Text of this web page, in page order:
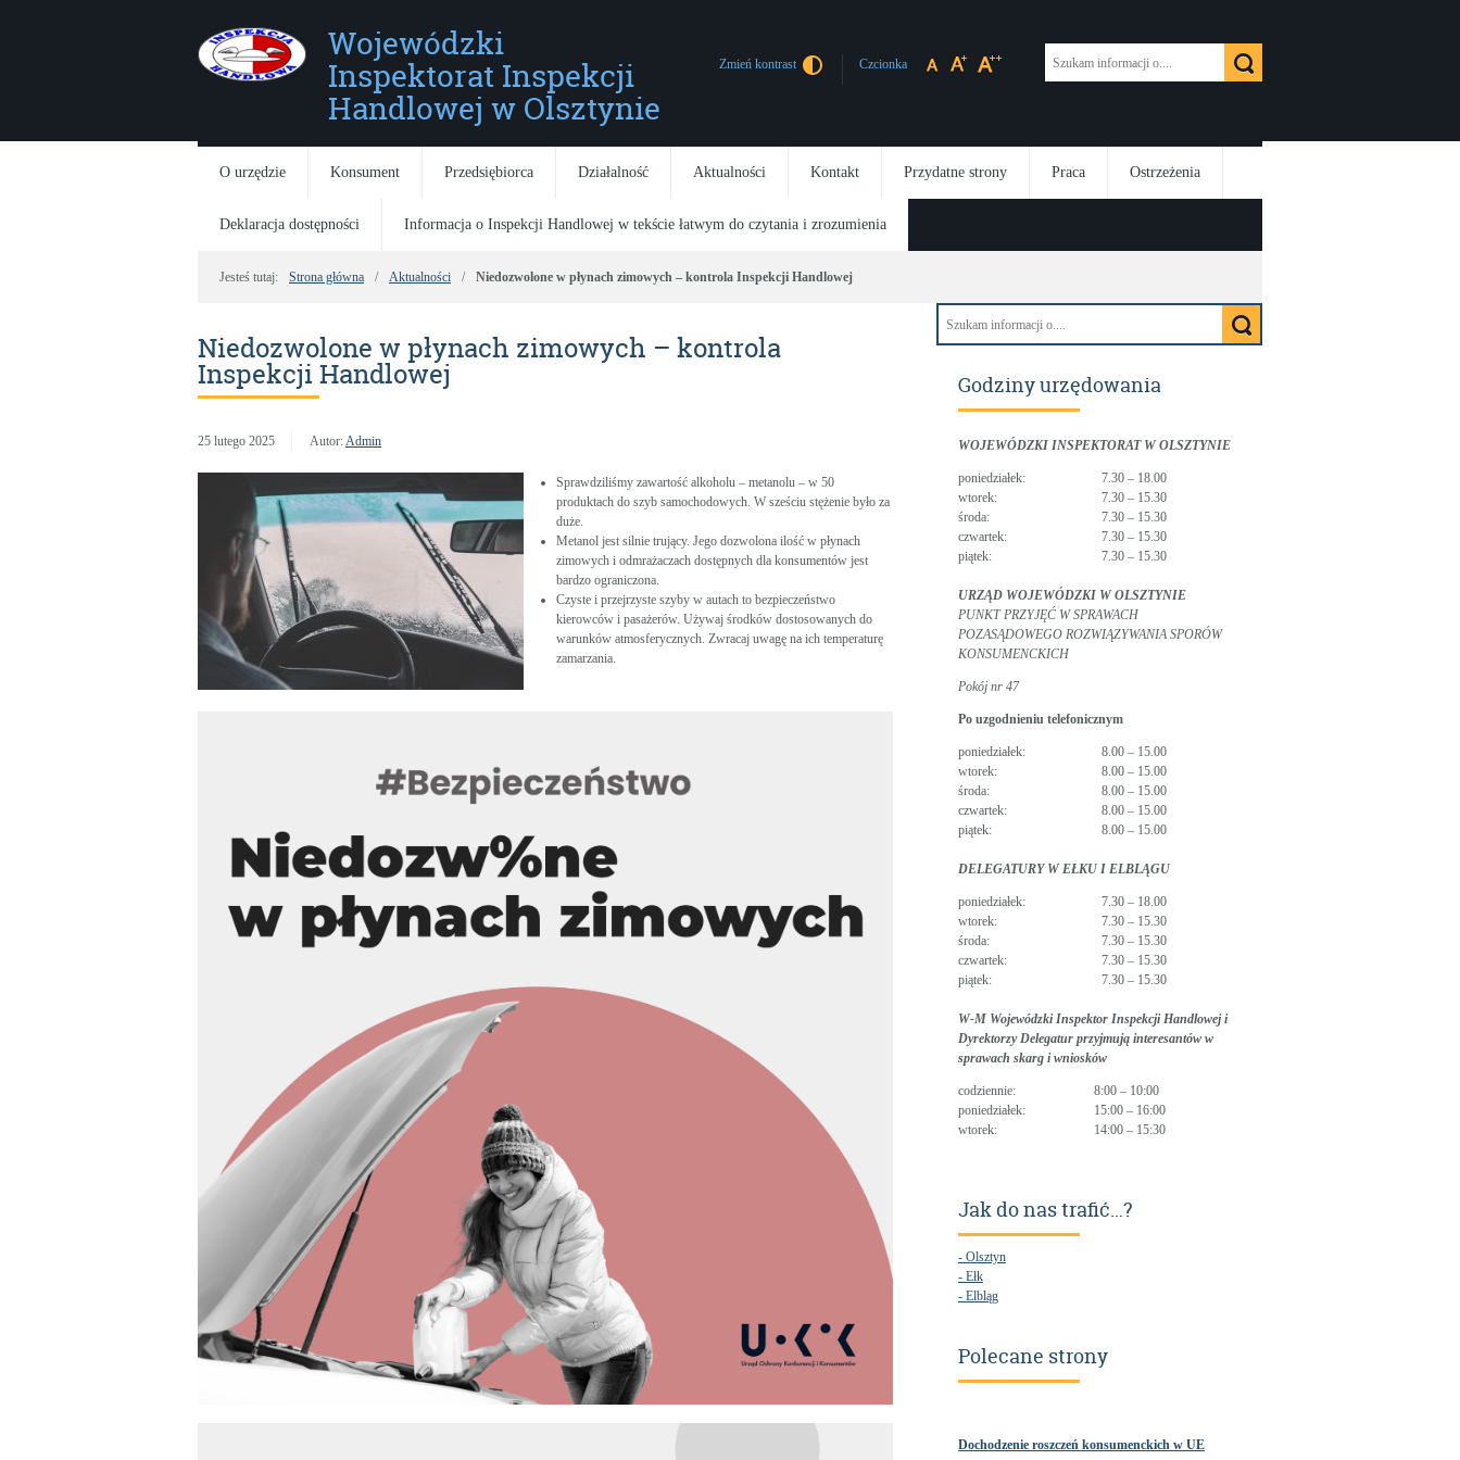
Wojewódzki
Inspektorat Inspekcji
Handlowej w Olsztynie
Zmień kontrast Czcionka
O urzędzie Konsument Przedsiębiorca Działalność Aktualności Kontakt Przydatne strony Praca Ostrzeżenia
Deklaracja dostępności Informacja o Inspekcji Handlowej w tekście łatwym do czytania i zrozumienia
Jesteś tutaj: Strona główna Aktualności Niedozwolone w płynach zimowych – kontrola Inspekcji Handlowej
Niedozwolone w płynach zimowych – kontrola
Inspekcji Handlowej
25 lutego 2025 Autor:Admin
Sprawdziliśmy zawartość alkoholu – metanolu – w 50
produktach do szyb samochodowych. W sześciu stężenie było za
duże.
Metanol jest silnie trujący. Jego dozwolona ilość w płynach
zimowych i odmrażaczach dostępnych dla konsumentów jest
bardzo ograniczona.
Czyste i przejrzyste szyby w autach to bezpieczeństwo
kierowców i pasażerów. Używaj środków dostosowanych do
warunków atmosferycznych. Zwracaj uwagę na ich temperaturę
zamarzania.
Godziny urzędowania
WOJEWÓDZKI INSPEKTORAT W OLSZTYNIE
poniedziałek:
7.30 – 18.00
wtorek:
7.30 – 15.30
środa:
7.30 – 15.30
czwartek:
7.30 – 15.30
piątek:
7.30 – 15.30
URZĄD WOJEWÓDZKI W OLSZTYNIE
PUNKT PRZYJĘĆ W SPRAWACH
POZASĄDOWEGO ROZWIĄZYWANIA SPORÓW
KONSUMENCKICH
Pokój nr 47
Po uzgodnieniu telefonicznym
poniedziałek:
8.00 – 15.00
wtorek:
8.00 – 15.00
środa:
8.00 – 15.00
czwartek:
8.00 – 15.00
piątek:
8.00 – 15.00
DELEGATURY W EŁKU I ELBLĄGU
poniedziałek:
7.30 – 18.00
wtorek:
7.30 – 15.30
środa:
7.30 – 15.30
czwartek:
7.30 – 15.30
piątek:
7.30 – 15.30
W-M Wojewódzki Inspektor Inspekcji Handlowej i
Dyrektorzy Delegatur przyjmują interesantów w
sprawach skarg i wniosków
codziennie:
8:00 – 10:00
poniedziałek:
15:00 – 16:00
wtorek:
14:00 – 15:30
Jak do nas trafić…?
- Olsztyn
- Ełk
- Elbląg
Polecane strony
Dochodzenie roszczeń konsumenckich w UE